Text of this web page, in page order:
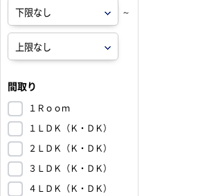
～
間取り
１Ｒｏｏｍ
１ＬＤＫ（Ｋ・ＤＫ）
２ＬＤＫ（Ｋ・ＤＫ）
３ＬＤＫ（Ｋ・ＤＫ）
４ＬＤＫ（Ｋ・ＤＫ）